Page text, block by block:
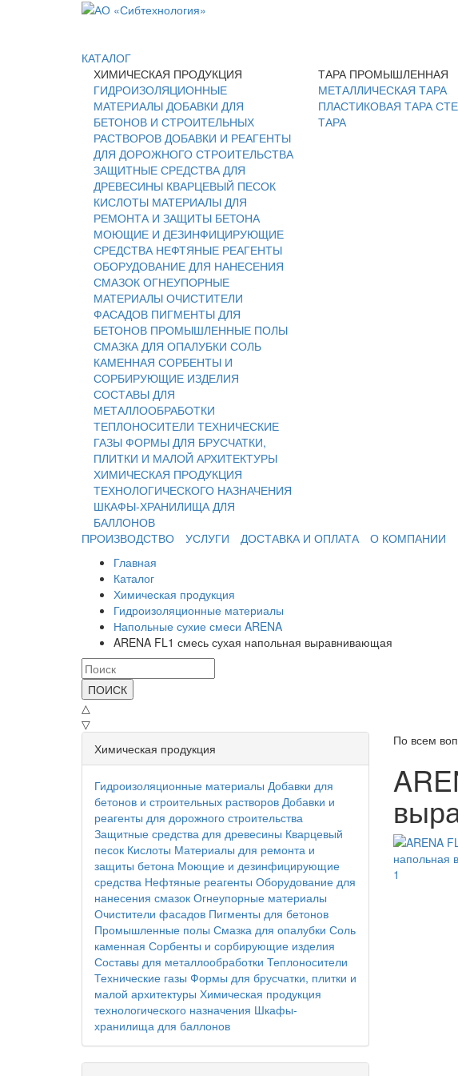
КАТАЛОГ
ХИМИЧЕСКАЯ ПРОДУКЦИЯ
ГИДРОИЗОЛЯЦИОННЫЕ
МАТЕРИАЛЫ ДОБАВКИ ДЛЯ
БЕТОНОВ И СТРОИТЕЛЬНЫХ
РАСТВОРОВ ДОБАВКИ И РЕАГЕНТЫ
ДЛЯ ДОРОЖНОГО СТРОИТЕЛЬСТВА
ЗАЩИТНЫЕ СРЕДСТВА ДЛЯ
ДРЕВЕСИНЫ КВАРЦЕВЫЙ ПЕСОК
КИСЛОТЫ МАТЕРИАЛЫ ДЛЯ
РЕМОНТА И ЗАЩИТЫ БЕТОНА
МОЮЩИЕ И ДЕЗИНФИЦИРУЮЩИЕ
СРЕДСТВА НЕФТЯНЫЕ РЕАГЕНТЫ
ОБОРУДОВАНИЕ ДЛЯ НАНЕСЕНИЯ
СМАЗОК ОГНЕУПОРНЫЕ
МАТЕРИАЛЫ ОЧИСТИТЕЛИ
ФАСАДОВ ПИГМЕНТЫ ДЛЯ
БЕТОНОВ ПРОМЫШЛЕННЫЕ ПОЛЫ
СМАЗКА ДЛЯ ОПАЛУБКИ СОЛЬ
КАМЕННАЯ СОРБЕНТЫ И
СОРБИРУЮЩИЕ ИЗДЕЛИЯ
СОСТАВЫ ДЛЯ
МЕТАЛЛООБРАБОТКИ
ТЕПЛОНОСИТЕЛИ ТЕХНИЧЕСКИЕ
ГАЗЫ ФОРМЫ ДЛЯ БРУСЧАТКИ,
ПЛИТКИ И МАЛОЙ АРХИТЕКТУРЫ
ХИМИЧЕСКАЯ ПРОДУКЦИЯ
ТЕХНОЛОГИЧЕСКОГО НАЗНАЧЕНИЯ
ШКАФЫ-ХРАНИЛИЩА ДЛЯ
БАЛЛОНОВ
ТАРА ПРОМЫШЛЕННАЯ
МЕТАЛЛИЧЕСКАЯ ТАРА
ПЛАСТИКОВАЯ ТАРА
ТАРА
ПРОИЗВОДСТВО УСЛУГИ ДОСТАВКА И ОПЛАТА О КОМПАНИИ
Главная
Каталог
Химическая продукция
Гидроизоляционные материалы
Напольные сухие смеси ARENA
ARENA FL1 смесь сухая напольная выравнивающая
ПОИСК
△
▽
Химическая продукция
Гидроизоляционные материалы Добавки для
бетонов и строительных растворов Добавки и
реагенты для дорожного строительства
Защитные средства для древесины Кварцевый
песок Кислоты Материалы для ремонта и
защиты бетона Моющие и дезинфицирующие
средства Нефтяные реагенты Оборудование для
нанесения смазок Огнеупорные материалы
Очистители фасадов Пигменты для бетонов
Промышленные полы Смазка для опалубки Соль
каменная Сорбенты и сорбирующие изделия
Составы для металлообработки Теплоносители
Технические газы Формы для брусчатки, плитки и
малой архитектуры Химическая продукция
технологического назначения Шкафы-
хранилища для баллонов
По всем